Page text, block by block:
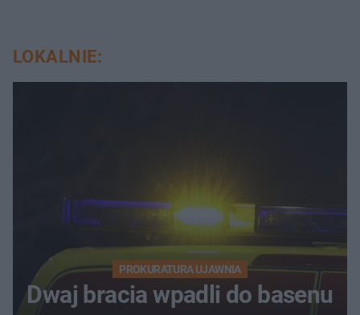
LOKALNIE:
PROKURATURA UJAWNIA
Dwaj bracia wpadli do basenu